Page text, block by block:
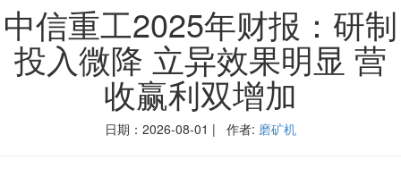
中信重工2025年财报：研制
投入微降 立异效果明显 营
收赢利双增加
日期：2026-08-01 | 作者: 磨矿机